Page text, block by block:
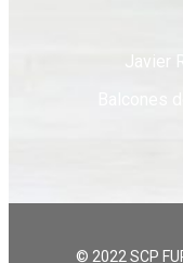
Javier
© 2022 SCP